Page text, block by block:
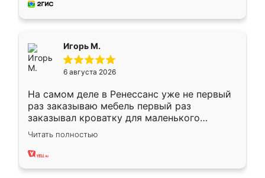
за день, ребята работали аккуратно, даже
Игорь М.
6 августа 2026
На самом деле в Ренессанс уже не первый
раз заказываю мебель первый раз
заказывал кроватку для маленького
ребёнка при его рождении ,во второй раз
заказал шкаф-купе. По качеству очень
хорошее сборка достаточно быстрая,
Читать полностью